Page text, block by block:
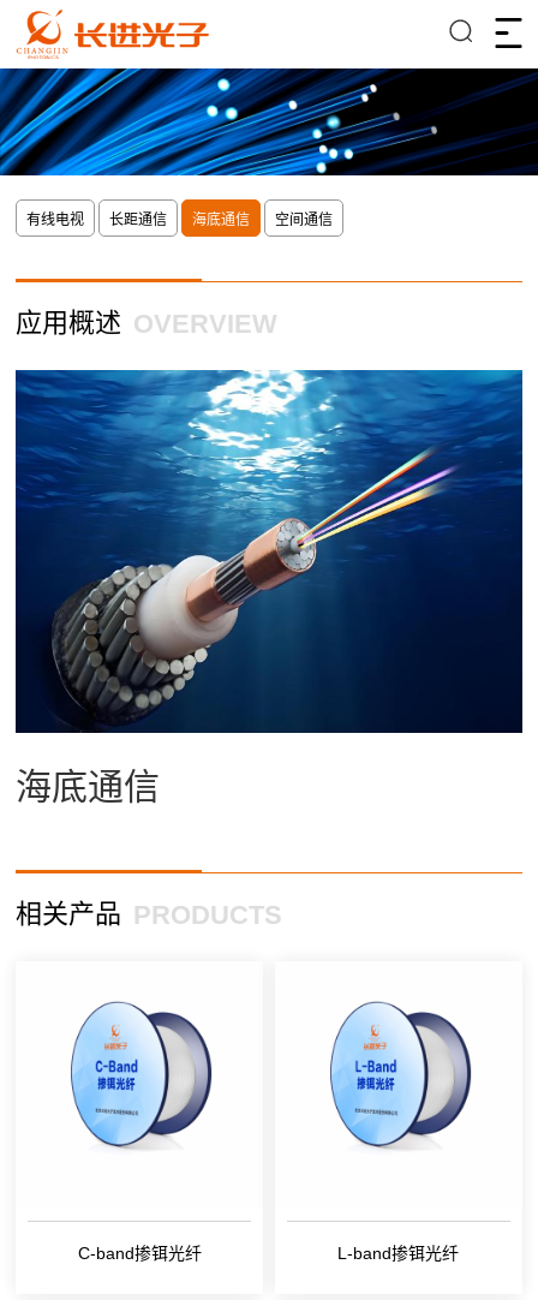
有线电视 长距通信 海底通信 空间通信
应用概述 OVERVIEW
海底通信
相关产品 PRODUCTS
C-band掺铒光纤 L-band掺铒光纤